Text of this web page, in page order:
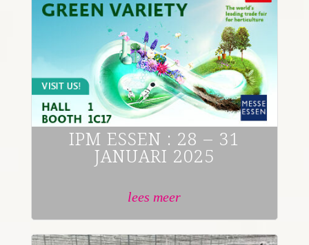
IPM ESSEN : 28 – 31
JANUARI 2025
lees meer